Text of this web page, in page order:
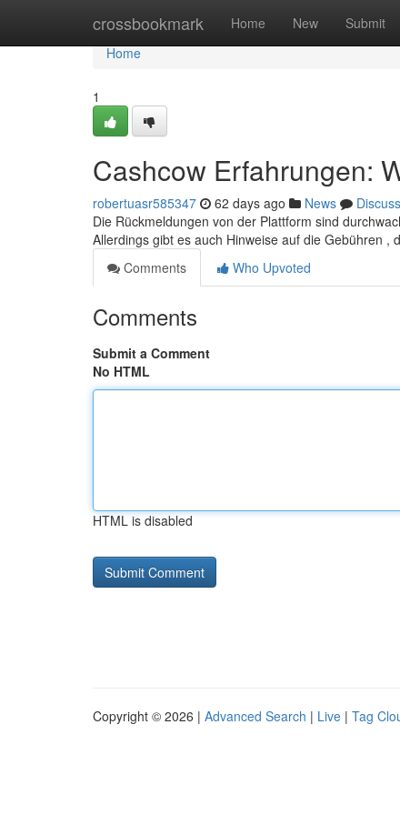
crossbookmark Home New Submit
Home
Home
1
Cashcow Erfahrungen:
robertuasr585347 62 days ago News
Discuss
Die Rückmeldungen von der Plattform sind
Allerdings gibt es auch Hinweise auf die Gebühren ,
Comments
Who Upvoted
Comments
Submit a Comment
No HTML
HTML is disabled
Copyright © 2026 | Advanced Search | Live | Tag